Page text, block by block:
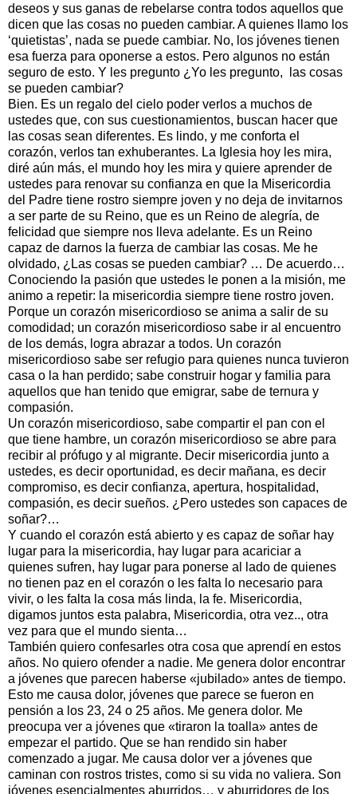
deseos y sus ganas de rebelarse contra todos aquellos que
dicen que las cosas no pueden cambiar. A quienes llamo los
‘quietistas’, nada se puede cambiar. No, los jóvenes tienen
esa fuerza para oponerse a estos. Pero algunos no están
seguro de esto. Y les pregunto ¿Yo les pregunto, las cosas
se pueden cambiar?
Bien. Es un regalo del cielo poder verlos a muchos de
ustedes que, con sus cuestionamientos, buscan hacer que
las cosas sean diferentes. Es lindo, y me conforta el
corazón, verlos tan exhuberantes. La Iglesia hoy les mira,
diré aún más, el mundo hoy les mira y quiere aprender de
ustedes para renovar su confianza en que la Misericordia
del Padre tiene rostro siempre joven y no deja de invitarnos
a ser parte de su Reino, que es un Reino de alegría, de
felicidad que siempre nos lleva adelante. Es un Reino
capaz de darnos la fuerza de cambiar las cosas. Me he
olvidado, ¿Las cosas se pueden cambiar? … De acuerdo…
Conociendo la pasión que ustedes le ponen a la misión, me
animo a repetir: la misericordia siempre tiene rostro joven.
Porque un corazón misericordioso se anima a salir de su
comodidad; un corazón misericordioso sabe ir al encuentro
de los demás, logra abrazar a todos. Un corazón
misericordioso sabe ser refugio para quienes nunca tuvieron
casa o la han perdido; sabe construir hogar y familia para
aquellos que han tenido que emigrar, sabe de ternura y
compasión.
Un corazón misericordioso, sabe compartir el pan con el
que tiene hambre, un corazón misericordioso se abre para
recibir al prófugo y al migrante. Decir misericordia junto a
ustedes, es decir oportunidad, es decir mañana, es decir
compromiso, es decir confianza, apertura, hospitalidad,
compasión, es decir sueños. ¿Pero ustedes son capaces de
soñar?…
Y cuando el corazón está abierto y es capaz de soñar hay
lugar para la misericordia, hay lugar para acariciar a
quienes sufren, hay lugar para ponerse al lado de quienes
no tienen paz en el corazón o les falta lo necesario para
vivir, o les falta la cosa más linda, la fe. Misericordia,
digamos juntos esta palabra, Misericordia, otra vez.., otra
vez para que el mundo sienta…
También quiero confesarles otra cosa que aprendí en estos
años. No quiero ofender a nadie. Me genera dolor encontrar
a jóvenes que parecen haberse «jubilado» antes de tiempo.
Esto me causa dolor, jóvenes que parece se fueron en
pensión a los 23, 24 o 25 años. Me genera dolor. Me
preocupa ver a jóvenes que «tiraron la toalla» antes de
empezar el partido. Que se han rendido sin haber
comenzado a jugar. Me causa dolor ver a jóvenes que
caminan con rostros tristes, como si su vida no valiera. Son
jóvenes esencialmentes aburridos… y aburridores de los